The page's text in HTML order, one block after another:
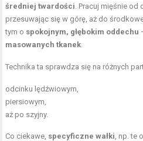
średniej twardości . Pracuj mięśnie
przesuwając się w górę, aż do
tym o spokojnym, głębokim oddechu
masowanych tkanek
Technika ta sprawdza się na różnych
odcinku lędźwiowym,
piersiowym,
aż po szyjny.
Co ciekawe, specyficzne wałki , np. te